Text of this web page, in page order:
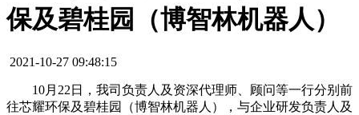
保及碧桂园（博智林机器人）
2021-10-27 09:48:15
10月22日，我司负责人及资深代理师、顾问等一行分别前
往芯耀环保及碧桂园（博智林机器人）
，与企业研发负责人及